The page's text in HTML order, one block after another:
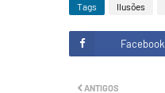
Tags Ilusões
Facebook
ANTIGOS